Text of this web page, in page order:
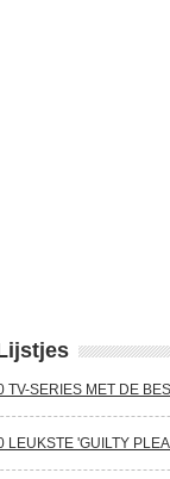
TV-SERIES MET DE
LEUKSTE 'GUILTY